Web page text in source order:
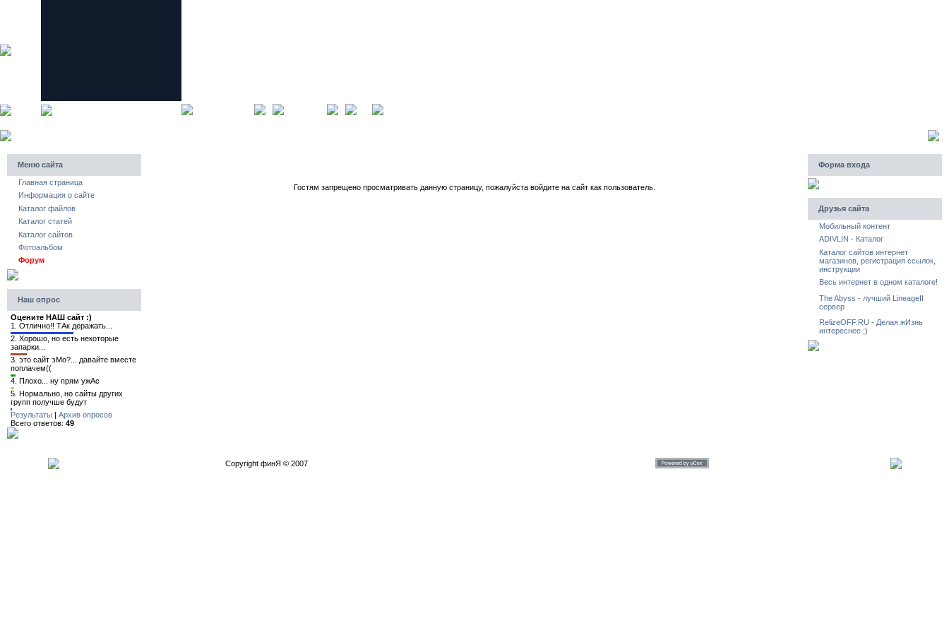
Меню сайта
Главная страница
Информация о сайте
Каталог файлов
Каталог статей
Каталог сайтов
Фотоальбом
Форум
Наш опрос
Оцените НАШ сайт :)
1. Отлично!! ТАк деражать...
2. Хорошо, но есть некоторые
запарки...
3. это сайт эМо?... давайте вместе
поплачем((
4. Плохо... ну прям ужАс
5. Нормально, но сайты других
групп получше будут
Результаты | Архив опросов
Всего ответов: 49
Гостям запрещено просматривать данную страницу, пожалуйста войдите на сайт как пользователь.
Форма входа
Друзья сайта
Мобильный контент
ADIVLIN - Каталог
Каталог сайтов интернет
магазинов, регистрация ссылок,
инструкции
Весь интернет в одном каталоге!
The Abyss - лучший LineageII
сервер
RelizeOFF.RU - Делая жИзнь
интереснее ;)
Copyright финЯ © 2007